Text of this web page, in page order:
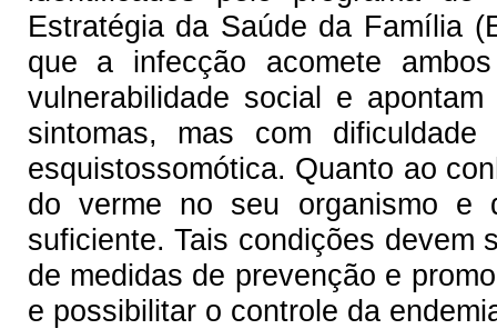
Estratégia da Saúde da Família
que a infecção acomete
vulnerabilidade social e
sintomas, mas com
esquistossomótica. Quanto ao
do verme no seu organismo e
suficiente. Tais condições devem
de medidas de prevenção e
e possibilitar o controle da